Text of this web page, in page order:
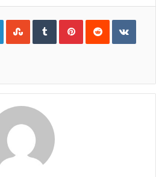
LinkedInStumbleUpon
TumblrPinterestReddit